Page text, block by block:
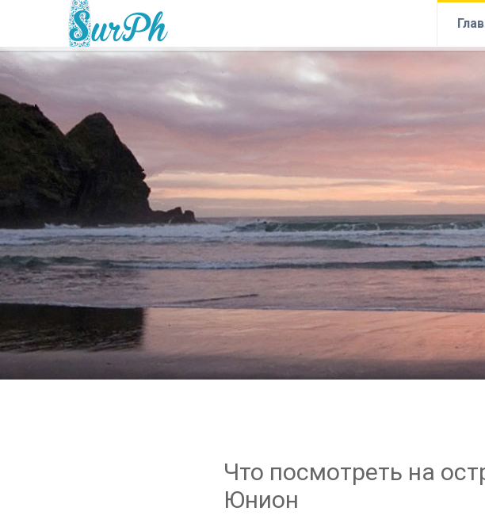
Что посмотреть на
Юнион